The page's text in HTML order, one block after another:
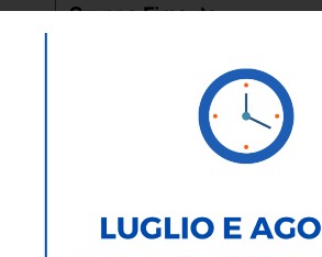
AUTO
MOTO
TIPOLOGIA